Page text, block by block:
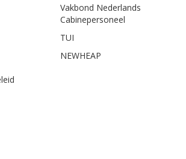
Vakbond Nederlands
Cabinepersoneel
TUI
NEWHEAP